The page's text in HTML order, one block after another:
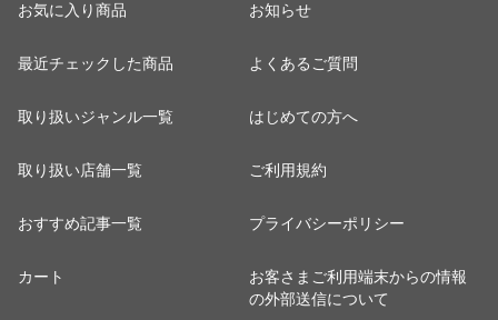
お気に入り商品
最近チェックした商品
取り扱いジャンル一覧
取り扱い店舗一覧
おすすめ記事一覧
カート
お知らせ
よくあるご質問
はじめての方へ
ご利用規約
プライバシーポリシー
お客さまご利用端末からの情報
の外部送信について